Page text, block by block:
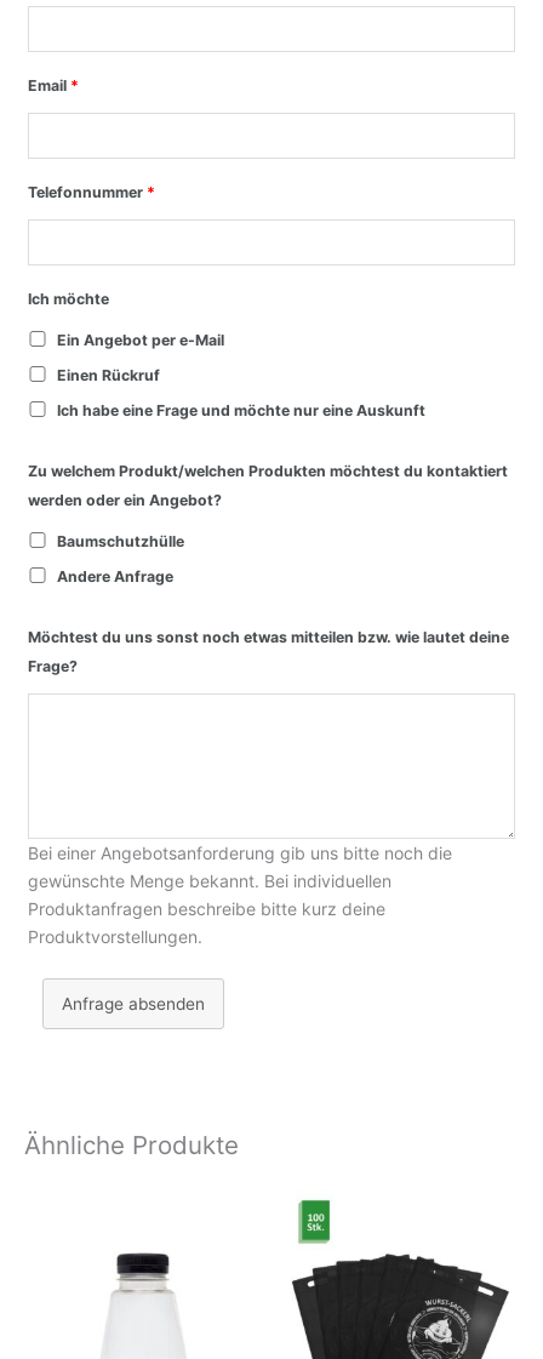
Email *
Telefonnummer *
Ich möchte
Ein Angebot per e-Mail
Einen Rückruf
Ich habe eine Frage und möchte nur eine Auskunft
Zu welchem Produkt/welchen Produkten möchtest du kontaktiert
werden oder ein Angebot?
Baumschutzhülle
Andere Anfrage
Möchtest du uns sonst noch etwas mitteilen bzw. wie lautet deine
Frage?
Bei einer Angebotsanforderung gib uns bitte noch die
gewünschte Menge bekannt. Bei individuellen
Produktanfragen beschreibe bitte kurz deine
Produktvorstellungen.
Anfrage absenden
Ähnliche Produkte